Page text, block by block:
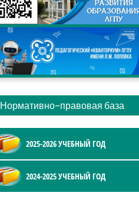
Нормативно-правовая база
2025-2026 УЧЕБНЫЙ ГОД
2024-2025 УЧЕБНЫЙ ГОД